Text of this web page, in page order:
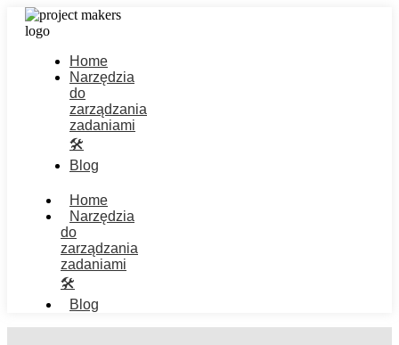
Home
Narzędzia
do
zarządzania
zadaniami
🛠️
Blog
Home
Narzędzia
do
zarządzania
zadaniami
🛠️
Blog